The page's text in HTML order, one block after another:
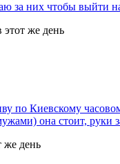
за них чтобы выйти
этот же день
Киевскому
она стоит, руки
же день